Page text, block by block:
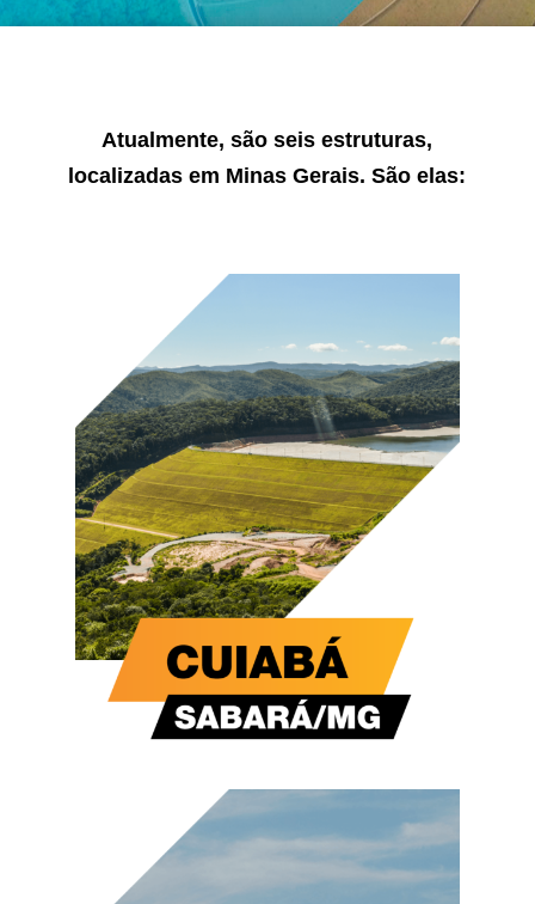
Atualmente, são seis estruturas,
localizadas em Minas Gerais. São elas: